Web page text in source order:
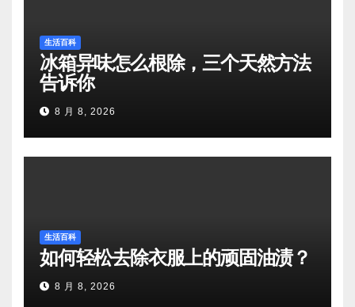
生活百科
冰箱异味怎么根除，三个天然方法
告诉你
8 月 8, 2026
生活百科
如何轻松去除衣服上的顽固油渍？
8 月 8, 2026